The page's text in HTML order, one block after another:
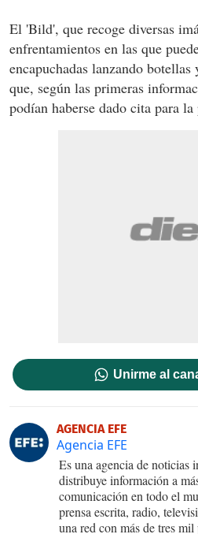
El 'Bild', que recoge diversas
enfrentamientos en las que
encapuchadas lanzando
que, según las primeras
podían haberse dado cita para
Unirme al
AGENCIA EFE
Agencia EFE
Es una agencia de noticias
distribuye información a
comunicación en todo el
prensa escrita, radio,
una red con más de tres